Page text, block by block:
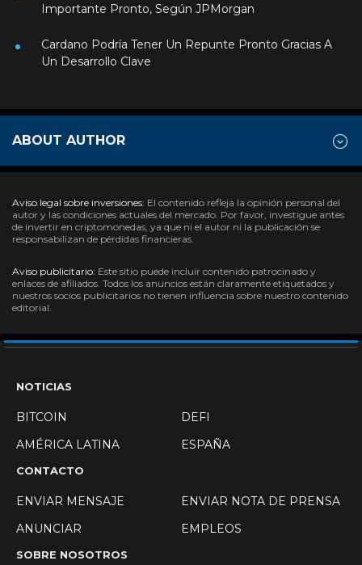
Importante Pronto, Según JPMorgan
Cardano Podría Tener Un Repunte Pronto Gracias A
Un Desarrollo Clave
ABOUT AUTHOR
Aviso legal sobre inversiones: El contenido refleja la opinión personal del
autor y las condiciones actuales del mercado. Por favor, investigue antes
de invertir en criptomonedas, ya que ni el autor ni la publicación se
responsabilizan de pérdidas financieras.
Aviso publicitario: Este sitio puede incluir contenido patrocinado y
enlaces de afiliados. Todos los anuncios están claramente etiquetados y
nuestros socios publicitarios no tienen influencia sobre nuestro contenido
editorial.
NOTICIAS
BITCOIN
DEFI
AMÉRICA LATINA
ESPAÑA
CONTACTO
ENVIAR MENSAJE
ENVIAR NOTA DE PRENSA
ANUNCIAR
EMPLEOS
SOBRE NOSOTROS